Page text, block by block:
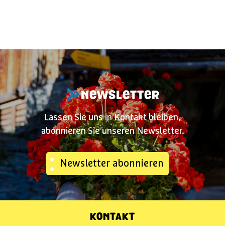
NEWSLETTER
Lassen Sie uns in Kontakt bleiben,
abonnieren Sie unseren Newsletter.
Newsletter abonnieren
KONTAKT